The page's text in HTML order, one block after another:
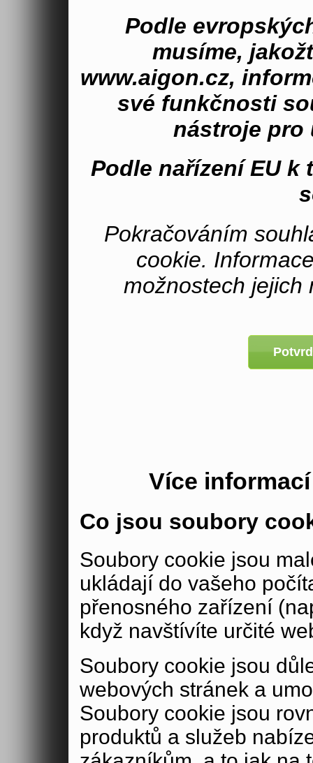
Podle
musíme,
www.aigon.cz,
své funkčnosti
nástroje pro
Podle nařízení EU k
Pokračováním
cookie.
možnostech jejich
Více
Co jsou soubory
Soubory cookie jsou
ukládají do vašeho
přenosného zařízení
když navštívíte určité
Soubory cookie jsou
webových stránek a
Soubory cookie jsou
produktů a služeb